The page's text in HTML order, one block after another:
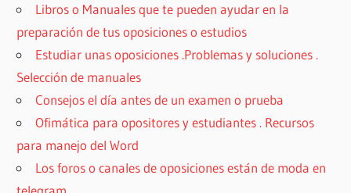
Libros o Manuales que te pueden ayudar en la
preparación de tus oposiciones o estudios
Estudiar unas oposiciones .Problemas y soluciones .
Selección de manuales
Consejos el día antes de un examen o prueba
Ofimática para opositores y estudiantes . Recursos
para manejo del Word
Los foros o canales de oposiciones están de moda en